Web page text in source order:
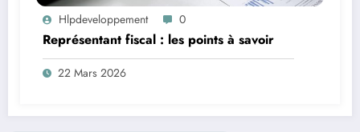
Hlpdeveloppement 0
Représentant fiscal : les points à savoir
22 Mars 2026